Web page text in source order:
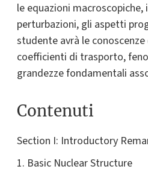
le equazioni
perturbazioni, gli aspetti
studente avrà le
coefficienti di trasporto,
grandezze fondamentali
Contenuti
Section I: Introductory
1. Basic Nuclear Structure